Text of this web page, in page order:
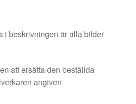
i beskrivningen är alla bilder
att ersätta den beställda
angiven